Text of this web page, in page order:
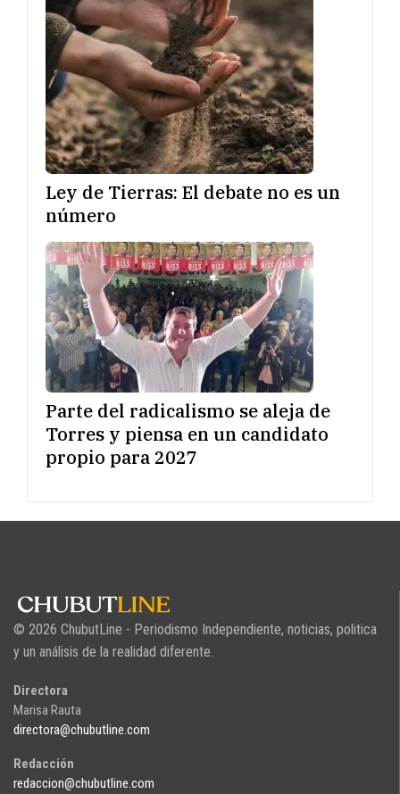
Ley de Tierras: El debate no es un
número
Parte del radicalismo se aleja de
Torres y piensa en un candidato
propio para 2027
© 2026 ChubutLine - Periodismo Independiente, noticias, politica
y un análisis de la realidad diferente.
Directora
Marisa Rauta
directora@chubutline.com
Redacción
redaccion@chubutline.com